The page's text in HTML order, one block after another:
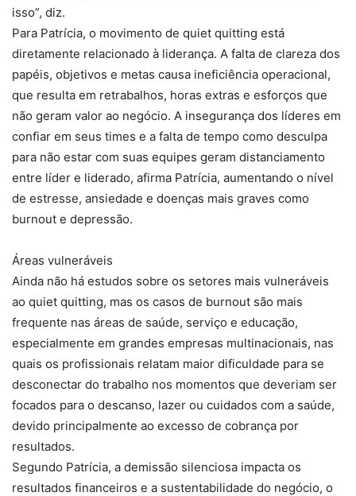
isso”, diz.
Para Patrícia, o movimento de quiet quitting está
diretamente relacionado à liderança. A falta de clareza dos
papéis, objetivos e metas causa ineficiência operacional,
que resulta em retrabalhos, horas extras e esforços que
não geram valor ao negócio. A insegurança dos líderes em
confiar em seus times e a falta de tempo como desculpa
para não estar com suas equipes geram distanciamento
entre líder e liderado, afirma Patrícia, aumentando o nível
de estresse, ansiedade e doenças mais graves como
burnout e depressão.
Áreas vulneráveis
Ainda não há estudos sobre os setores mais vulneráveis
ao quiet quitting, mas os casos de burnout são mais
frequente nas áreas de saúde, serviço e educação,
especialmente em grandes empresas multinacionais, nas
quais os profissionais relatam maior dificuldade para se
desconectar do trabalho nos momentos que deveriam ser
focados para o descanso, lazer ou cuidados com a saúde,
devido principalmente ao excesso de cobrança por
resultados.
Segundo Patrícia, a demissão silenciosa impacta os
resultados financeiros e a sustentabilidade do negócio, o